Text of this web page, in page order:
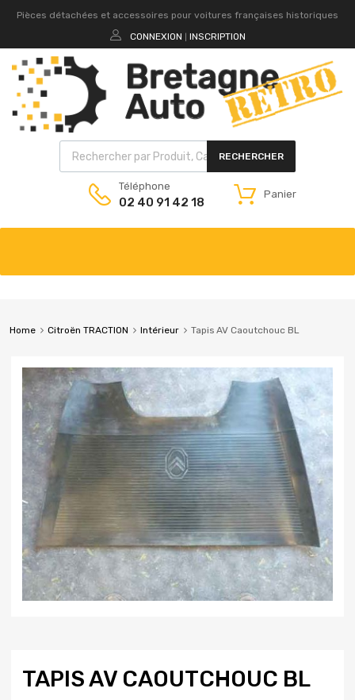
Pièces détachées et accessoires pour voitures françaises historiques
CONNEXION
INSCRIPTION
RECHERCHER
Téléphone
02 40 91 42 18
Panier
Home Citroën TRACTION Intérieur Tapis AV Caoutchouc BL
TAPIS AV CAOUTCHOUC BL